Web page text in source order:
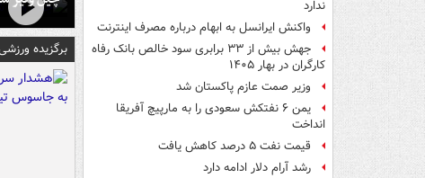
ندارد
واکنش ایرانسل به ابهام درباره مصرف اینترنت
جهش بیش از ۳۳ برابری سود خالص بانک رفاه
کارگران در بهار ۱۴۰۵
وزیر صمت عازم پاکستان شد
یمن ۶ نفتکش سعودی را به مارپیچ آفریقا
انداخت
قیمت نفت ۵ درصد کاهش یافت
رشد آرام دلار ادامه دارد
برگزیده